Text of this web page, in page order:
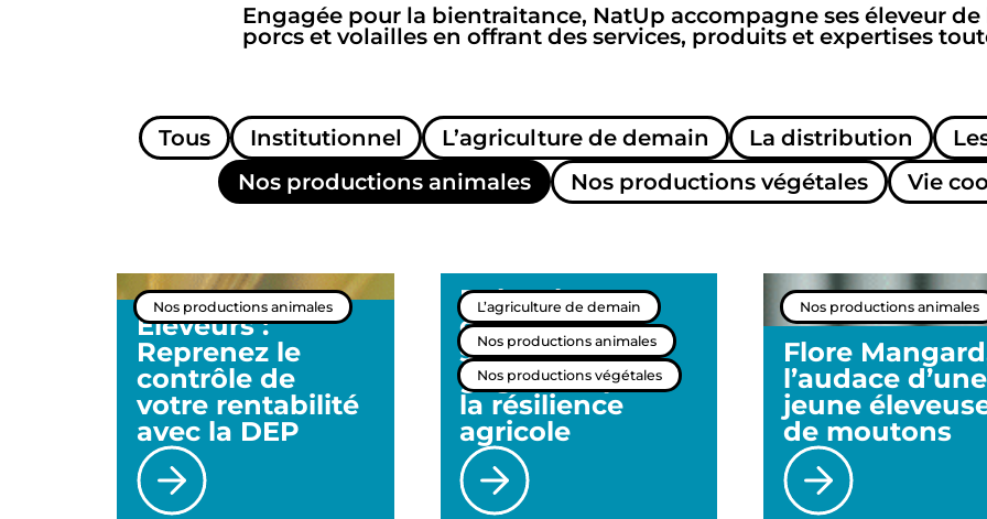
Engagée pour la bientraitance, NatUp accompagne ses éleveur
porcs et volailles en offrant des services, produits et expertises
Tous Institutionnel L’agriculture de demain La distribution
Nos productions animales
Nos productions végétales Vie
Nos productions animales
Éleveurs :
Reprenez le
contrôle de
votre rentabilité
avec la DEP
L’agriculture de demain
Nos productions animales
Nos productions végétales
Polyculture-
élevage, une
stratégie
gagnante pour
la résilience
agricole
Nos productions animales
Flore
l’audace d’une
jeune
de moutons